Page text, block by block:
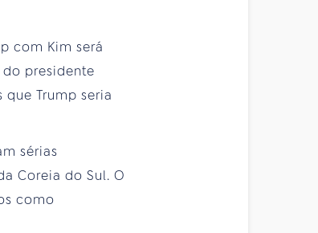
com Kim será
presidente
Trump seria
sérias
Coreia do Sul. O
como